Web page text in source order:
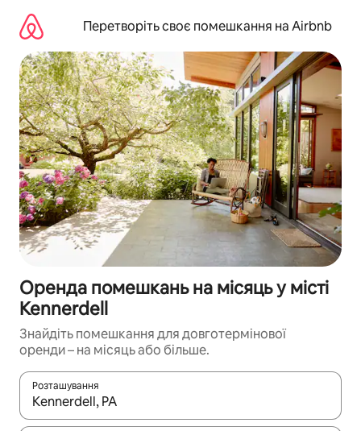
вмісту
Перетворіть своє помешкання на Airbnb
Оренда помешкань на місяць у місті
Kennerdell
Знайдіть помешкання для довготермінової
оренди – на місяць або більше.
Розташування
Отримавши результати пошуку, використовуйте для